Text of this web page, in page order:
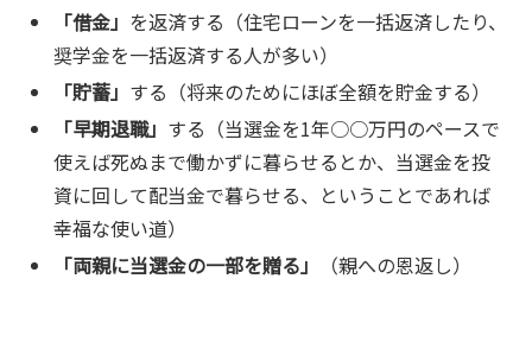
「借金」 を返済する（住宅ローンを一括返済したり、
奨学金を一括返済する人が多い）
「貯蓄」 する（将来のためにほぼ全額を貯金する）
「早期退職」 する（当選金を1年○○万円のペースで
使えば死ぬまで働かずに暮らせるとか、当選金を投
資に回して配当金で暮らせる、ということであれば
幸福な使い道）
「両親に当選金の一部を贈る」
（親への恩返し）